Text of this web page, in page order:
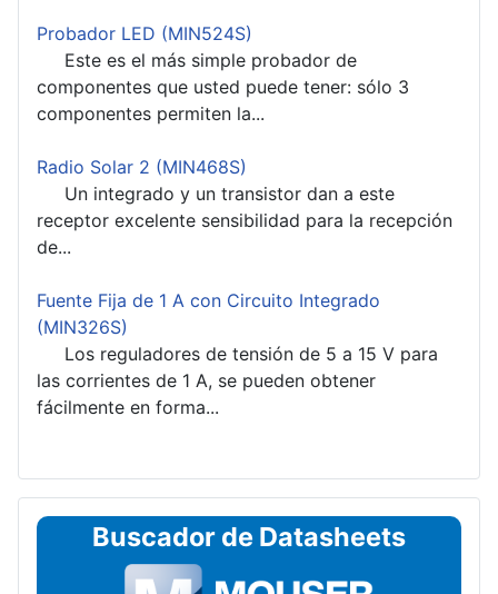
Probador LED (MIN524S)
Este es el más simple probador de
componentes que usted puede tener: sólo 3
componentes permiten la...
Radio Solar 2 (MIN468S)
Un integrado y un transistor dan a este
receptor excelente sensibilidad para la recepción
de...
Fuente Fija de 1 A con Circuito Integrado
(MIN326S)
Los reguladores de tensión de 5 a 15 V para
las corrientes de 1 A, se pueden obtener
fácilmente en forma...
Buscador de Datasheets